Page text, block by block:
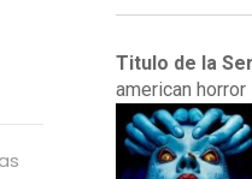
Titulo de la
american